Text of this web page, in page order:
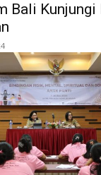
Bali